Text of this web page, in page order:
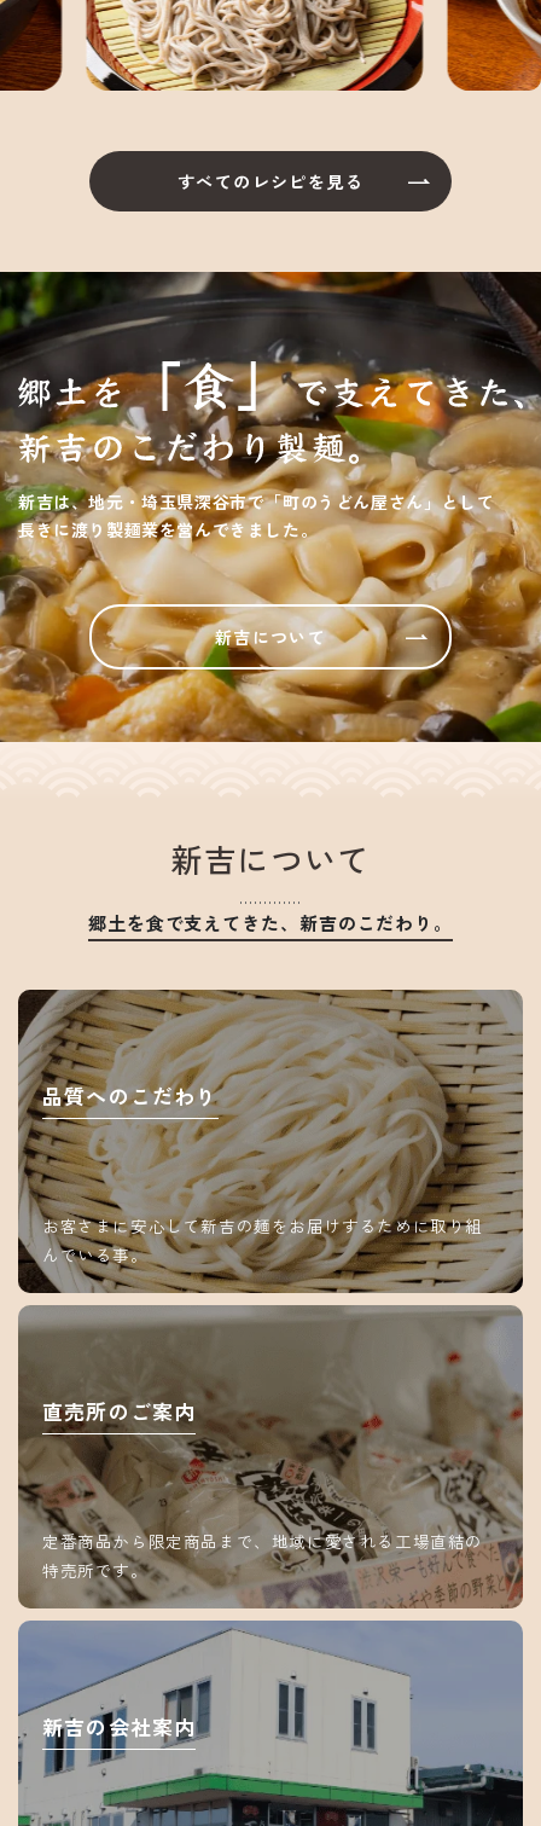
すべてのレシピを見る
新吉は、地元・埼玉県深谷市で「町のうどん屋さん」として
長きに渡り製麺業を営んできました。
新吉について
新吉について
郷土を食で支えてきた、新吉のこだわり。
品質へのこだわり
お客さまに安心して新吉の麺をお届けするために取り組
んでいる事。
直売所のご案内
定番商品から限定商品まで、地域に愛される工場直結の
特売所です。
新吉の会社案内